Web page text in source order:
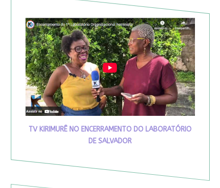
TV KIRIMURÊ NO ENCERRAMENTO DO LABORATÓRIO
DE SALVADOR